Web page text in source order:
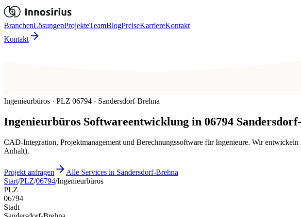
BranchenLösungenProjekteTeamBlogPreiseKarriereKontakt
Kontakt
Ingenieurbüros · PLZ 06794 · Sandersdorf-Brehna
Ingenieurbüros Softwareentwicklung in 06794
CAD-Integration, Projektmanagement und Berechnungssoftware für Ingenieure. Wir
Anhalt).
Projekt anfragen
Alle Services in Sandersdorf-Brehna
Start/PLZ/06794/Ingenieurbüros
PLZ
06794
Stadt